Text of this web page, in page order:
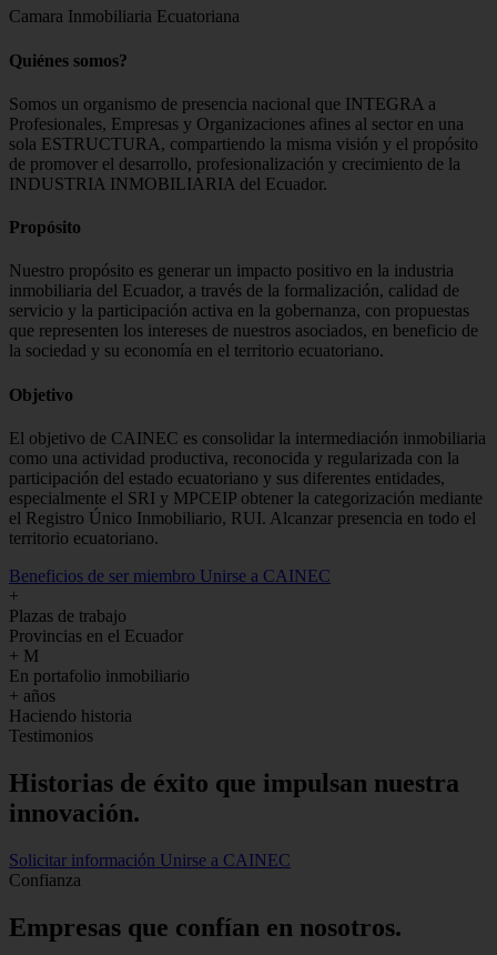
Camara Inmobiliaria Ecuatoriana
Quiénes somos?
Somos un organismo de presencia nacional que INTEGRA a
Profesionales, Empresas y Organizaciones afines al sector en una
sola ESTRUCTURA, compartiendo la misma visión y el propósito
de promover el desarrollo, profesionalización y crecimiento de la
INDUSTRIA INMOBILIARIA del Ecuador.
Propósito
Nuestro propósito es generar un impacto positivo en la industria
inmobiliaria del Ecuador, a través de la formalización, calidad de
servicio y la participación activa en la gobernanza, con propuestas
que representen los intereses de nuestros asociados, en beneficio de
la sociedad y su economía en el territorio ecuatoriano.
Objetivo
El objetivo de CAINEC es consolidar la intermediación inmobiliaria
como una actividad productiva, reconocida y regularizada con la
participación del estado ecuatoriano y sus diferentes entidades,
especialmente el SRI y MPCEIP obtener la categorización mediante
el Registro Único Inmobiliario, RUI. Alcanzar presencia en todo el
territorio ecuatoriano.
Beneficios de ser miembro Unirse a CAINEC
+
Plazas de trabajo
Provincias en el Ecuador
+ M
En portafolio inmobiliario
+ años
Haciendo historia
Testimonios
Historias de éxito que impulsan nuestra
innovación.
Solicitar información Unirse a CAINEC
Confianza
Empresas que confían en nosotros.